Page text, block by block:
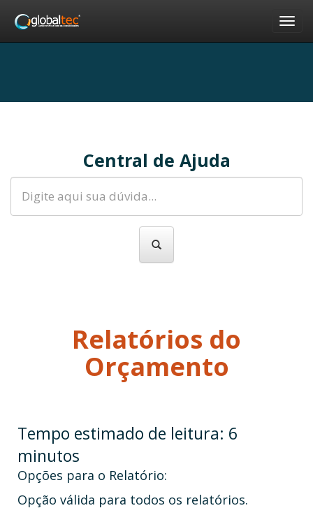
Central de Ajuda
Relatórios do
Orçamento
Opções para o Relatório:
Opção válida para todos os relatórios.